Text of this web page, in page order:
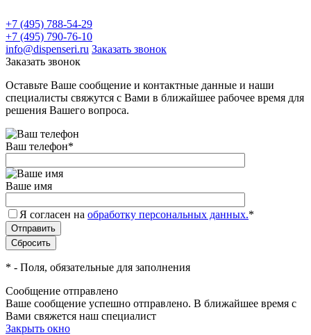
+7 (495) 788-54-29
+7 (495) 790-76-10
info@dispenseri.ru Заказать звонок
Заказать звонок
Оставьте Ваше сообщение и контактные данные и наши
специалисты свяжутся с Вами в ближайшее рабочее время для
решения Вашего вопроса.
Ваш телефон*
Ваше имя
Я согласен на обработку персональных данных.*
* - Поля, обязательные для заполнения
Сообщение отправлено
Ваше сообщение успешно отправлено. В ближайшее время с
Вами свяжется наш специалист
Закрыть окно